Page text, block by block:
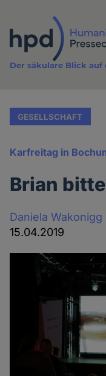
Inhalt
Der säkulare Blick auf
GESELLSCHAFT
Karfreitag in
Brian
Daniela Wakonigg
15.04.2019